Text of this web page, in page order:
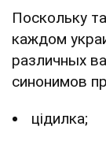
Поскольку
каждом
различных
синонимов
цідилка;